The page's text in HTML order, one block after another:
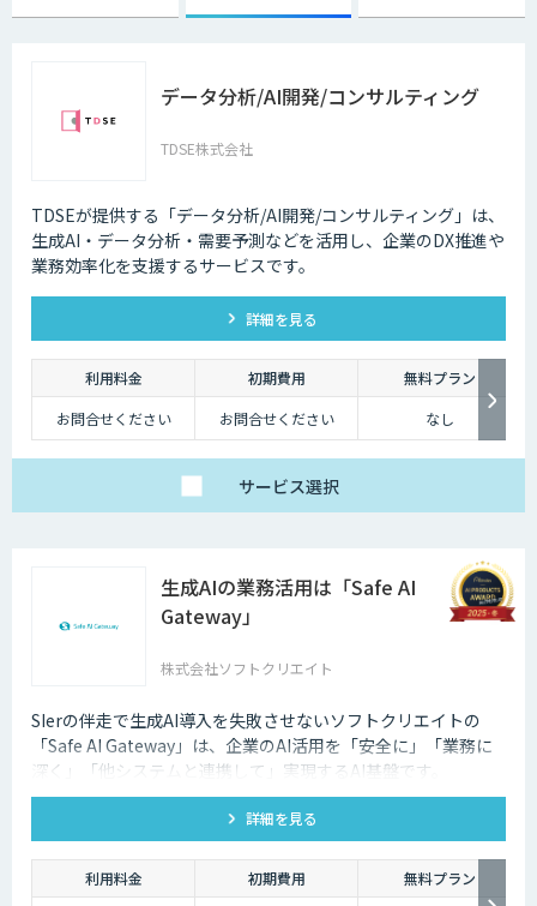
データ分析/AI開発/コンサルティング
TDSE株式会社
TDSEが提供する「データ分析/AI開発/コンサルティング」は、
生成AI・データ分析・需要予測などを活用し、企業のDX推進や
業務効率化を支援するサービスです。
詳細を見る
利用料金 初期費用
無料プラン
お問合せください
お問合せください なし
サービス選択
生成AIの業務活用は「Safe AI
Gateway」
株式会社ソフトクリエイト
SIerの伴走で生成AI導入を失敗させないソフトクリエイトの
「Safe AI Gateway」は、企業のAI活用を「安全に」「業務に
深く」「他システムと連携して」実現するAI基盤です。
kintone・Salesforce連携にも対応します。
詳細を見る
利用料金 初期費用
無料プラン